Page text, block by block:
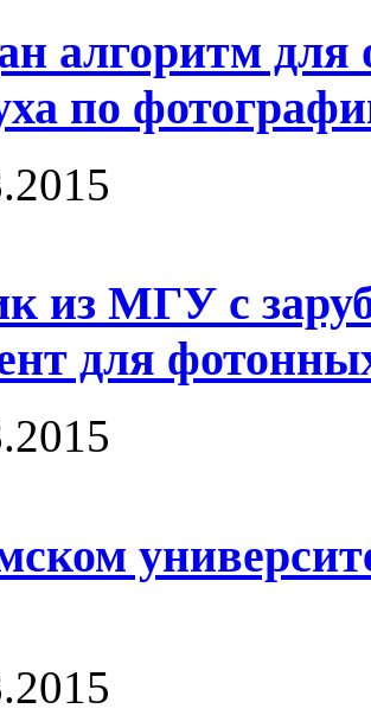
алгоритм для
по
из МГУ с
для